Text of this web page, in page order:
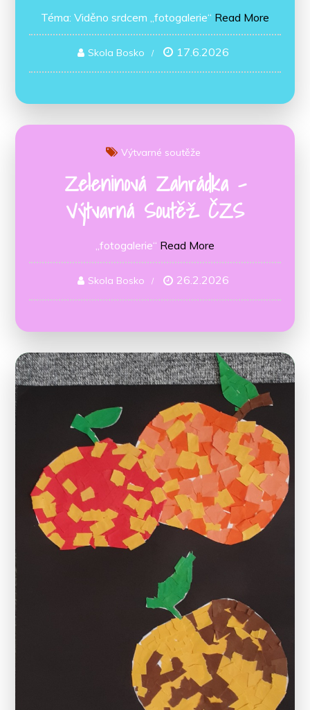
Téma: Viděno srdcem „fotogalerie“ Read More
Skola Bosko 17.6.2026
Výtvarné soutěže
Zeleninová Zahrádka –
Výtvarná Soutěž ČZS
„fotogalerie“ Read More
Skola Bosko 26.2.2026